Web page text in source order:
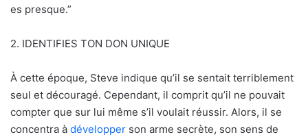
es presque.”
2. IDENTIFIES TON DON UNIQUE
À cette époque, Steve indique qu’il se sentait terriblement
seul et découragé. Cependant, il comprit qu’il ne pouvait
compter que sur lui même s’il voulait réussir. Alors, il se
concentra à développer son arme secrète, son sens de